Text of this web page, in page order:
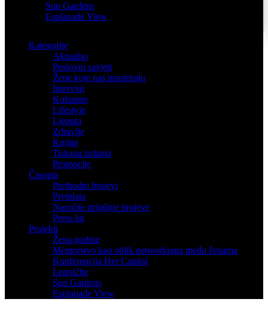
Sun Gardens
Esplanade View
Kategorije
Aktualno
Poslovni savjeti
Žene koje nas inspiriraju
Intervjui
Kolumne
Lifestyle
Ljepota
Zdravlje
Knjige
Tiskana izdanja
Promocije
Časopis
Prethodni brojevi
Pretplata
Naručite prijašnje brojeve
Press kit
Projekti
Žena godine
Mentorstvo kao oblik networkinga među ženama
Konferencija Her Capital
Learn2be
Sun Gardens
Esplanade View